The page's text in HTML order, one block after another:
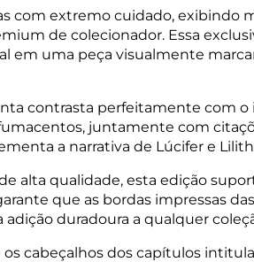
com extremo cuidado, exibindo
de colecionador. Essa
em uma peça visualmente
contrasta perfeitamente com o
juntamente com
a narrativa de Lúcifer e
alta qualidade, esta edição
que as bordas impressas
duradoura a qualquer
cabeçalhos dos capítulos